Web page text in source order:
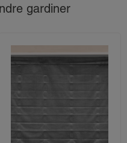
gardiner